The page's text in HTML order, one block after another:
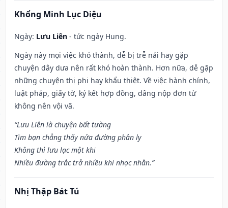
Khổng Minh Lục Diệu
Ngày: Lưu Liên - tức ngày Hung.
Ngày này mọi việc khó thành, dễ bị trễ nải hay gặp
chuyện dây dưa nên rất khó hoàn thành. Hơn nữa, dễ gặp
những chuyện thị phi hay khẩu thiệt. Về việc hành chính,
luật pháp, giấy tờ, ký kết hợp đồng, dâng nộp đơn từ
không nên vội vã.
“Lưu Liên là chuyện bất tường
Tìm bạn chẳng thấy nửa đường phân ly
Không thì lưu lạc một khi
Nhiều đường trắc trở nhiều khi nhọc nhằn.”
Nhị Thập Bát Tú